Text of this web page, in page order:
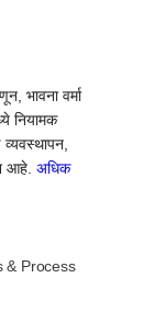
भावना वर्मा
नियामक
आहे. अधिक
& Process